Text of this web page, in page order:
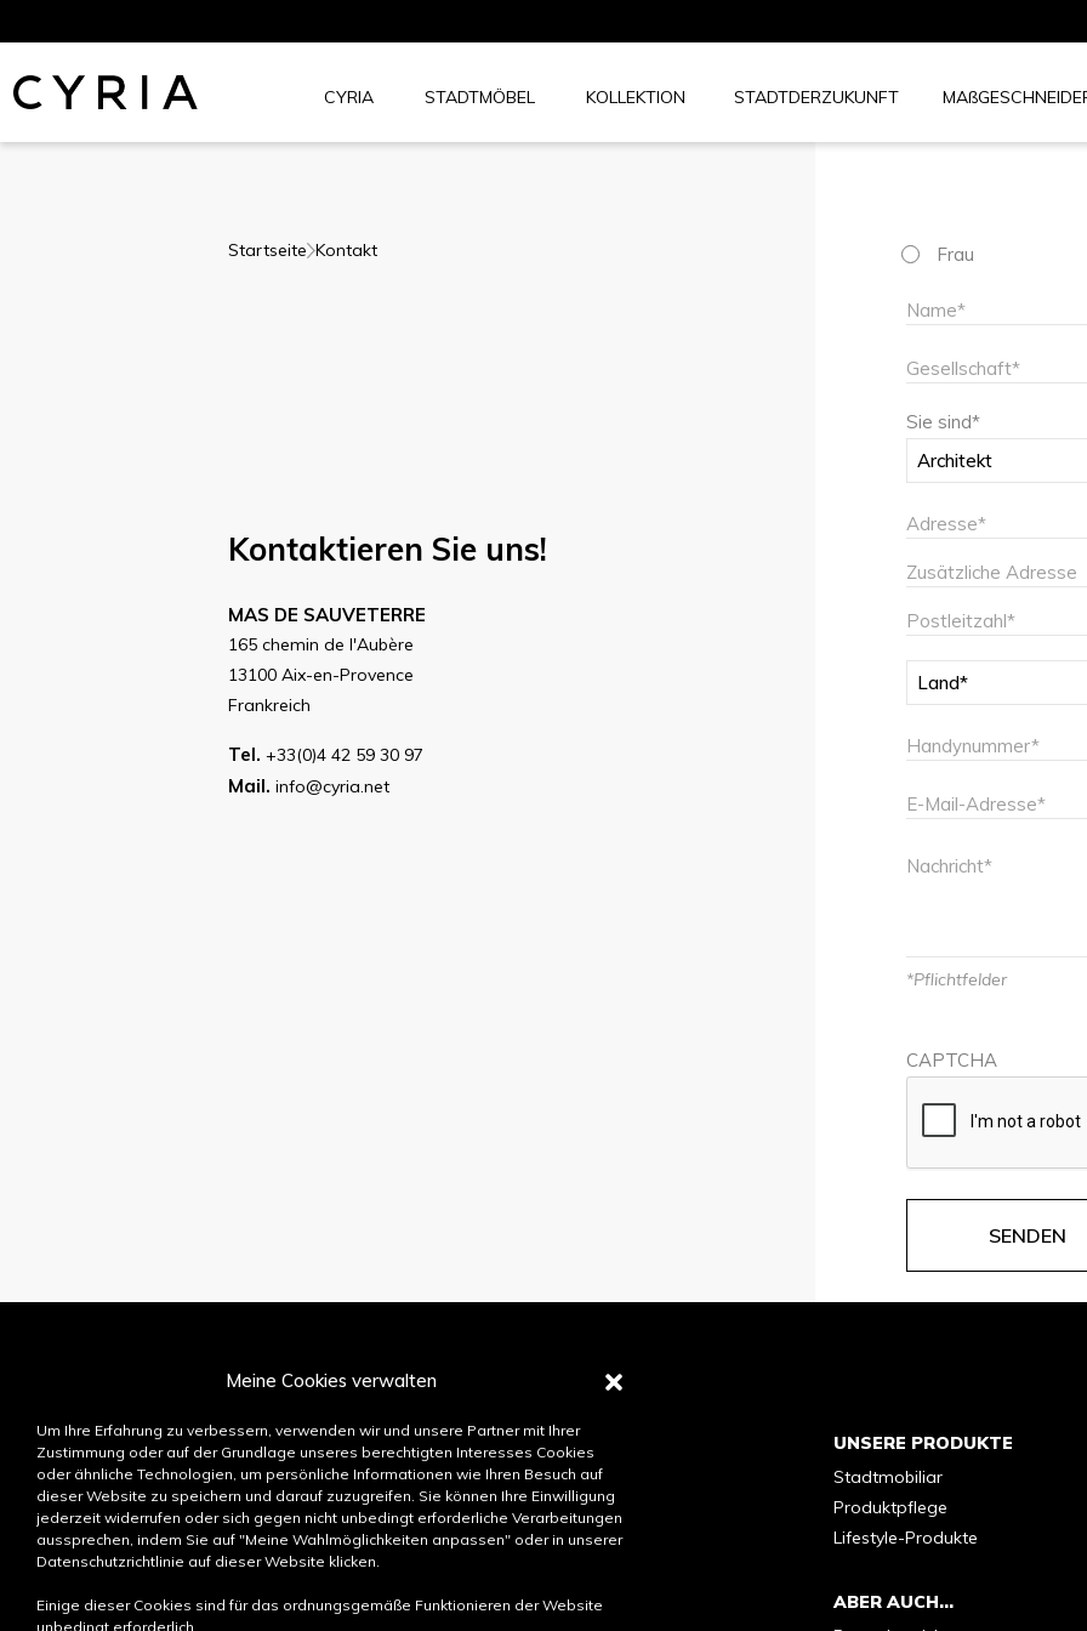
Meine Cookies verwalten
Um Ihre Erfahrung zu verbessern, verwenden wir und unsere Partner mit Ihrer
Zustimmung oder auf der Grundlage unseres berechtigten Interesses Cookies
oder ähnliche Technologien, um persönliche Informationen wie Ihren Besuch auf
dieser Website zu speichern und darauf zuzugreifen. Sie können Ihre Einwilligung
jederzeit widerrufen oder sich gegen nicht unbedingt erforderliche Verarbeitungen
aussprechen, indem Sie auf "Meine Wahlmöglichkeiten anpassen" oder in unserer
Datenschutzrichtlinie auf dieser Website klicken.
Einige dieser Cookies sind für das ordnungsgemäße Funktionieren der Website
unbedingt erforderlich.
Inhalt
springen
Cyria.net
CYRIA STADTMÖBEL KOLLEKTION STADTDERZUKUNFT
Startseite Kontakt
Kontaktieren Sie uns!
MAS DE SAUVETERRE
165 chemin de l'Aubère
13100 Aix-en-Provence
Frankreich
Tel. +33(0)4 42 59 30 97
Mail. info@cyria.net
TitelFrau
Name
(Erforderlich)
Unternehmen
Sie sind*
Adresse
(Erforderlich)
Adresse
Zusätzliche
Adresse
Postleitzahl
Handynummer
E-
Mail-
Adresse
Nachricht
*Pflichtfelder
CAPTCHA
MAS DE SAUVETERRE
165 chemin de l'Aubère
DIE MARKE
Cyria
Philosophie
Designers
Personalisierung
UNSERE PRODUKTE
Stadtmobiliar
Produktpflege
Lifestyle-Produkte
ABER AUCH...